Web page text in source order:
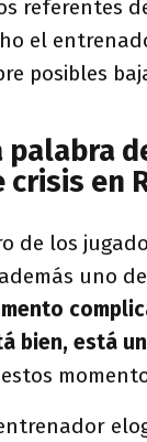
referentes
el
posibles
palabra
crisis en
de los
uno
bien, está